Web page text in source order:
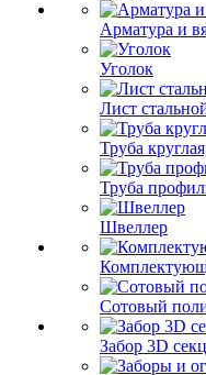
Арматура и
Уголок
Лист
Труба
Труба
Швеллер
Сотовый
Забор 3D